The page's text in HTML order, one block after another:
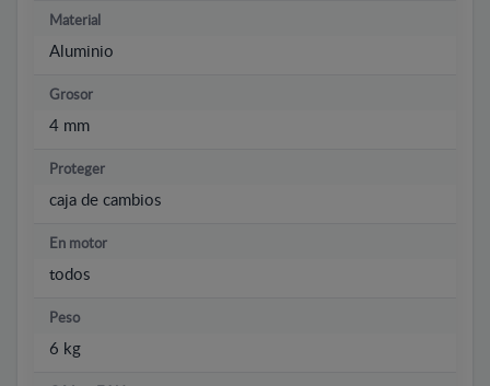
Material
Aluminio
Grosor
4 mm
Proteger
caja de cambios
En motor
todos
Peso
6 kg